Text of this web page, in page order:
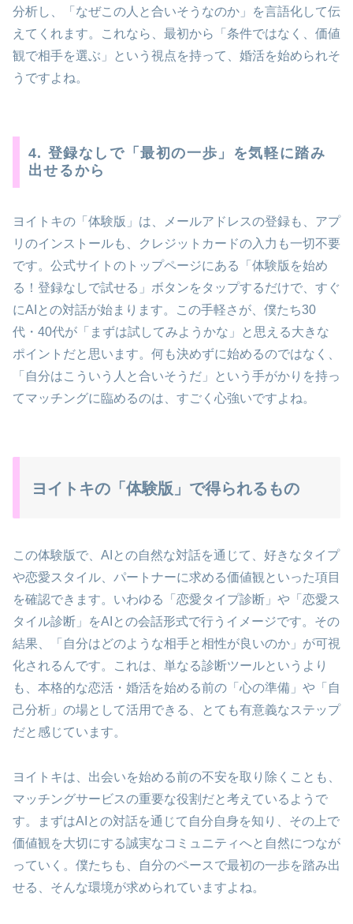
分析し、「なぜこの人と合いそうなのか」を言語化して伝
えてくれます。これなら、最初から「条件ではなく、価値
観で相手を選ぶ」という視点を持って、婚活を始められそ
うですよね。
4. 登録なしで「最初の一歩」を気軽に踏み
出せるから
ヨイトキの「体験版」は、メールアドレスの登録も、アプ
リのインストールも、クレジットカードの入力も一切不要
です。公式サイトのトップページにある「体験版を始め
る！登録なしで試せる」ボタンをタップするだけで、すぐ
にAIとの対話が始まります。この手軽さが、僕たち30
代・40代が「まずは試してみようかな」と思える大きな
ポイントだと思います。何も決めずに始めるのではなく、
「自分はこういう人と合いそうだ」という手がかりを持っ
てマッチングに臨めるのは、すごく心強いですよね。
ヨイトキの「体験版」で得られるもの
この体験版で、AIとの自然な対話を通じて、好きなタイプ
や恋愛スタイル、パートナーに求める価値観といった項目
を確認できます。いわゆる「恋愛タイプ診断」や「恋愛ス
タイル診断」をAIとの会話形式で行うイメージです。その
結果、「自分はどのような相手と相性が良いのか」が可視
化されるんです。これは、単なる診断ツールというより
も、本格的な恋活・婚活を始める前の「心の準備」や「自
己分析」の場として活用できる、とても有意義なステップ
だと感じています。
ヨイトキは、出会いを始める前の不安を取り除くことも、
マッチングサービスの重要な役割だと考えているようで
す。まずはAIとの対話を通じて自分自身を知り、その上で
価値観を大切にする誠実なコミュニティへと自然につなが
っていく。僕たちも、自分のペースで最初の一歩を踏み出
せる、そんな環境が求められていますよね。